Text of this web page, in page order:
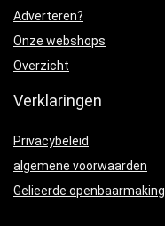
Adverteren?
Onze webshops
Overzicht
Verklaringen
Privacybeleid
algemene voorwaarden
Gelieerde openbaarmaking